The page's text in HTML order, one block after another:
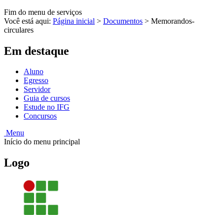
Fim do menu de serviços
Você está aqui: Página inicial > Documentos > Memorandos-
circulares
Em destaque
Aluno
Egresso
Servidor
Guia de cursos
Estude no IFG
Concursos
Menu
Início do menu principal
Logo